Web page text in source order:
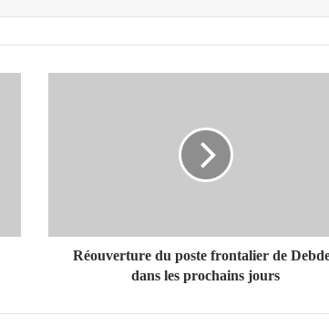
u
u
Réouverture du poste frontalier de
dans les prochains jours